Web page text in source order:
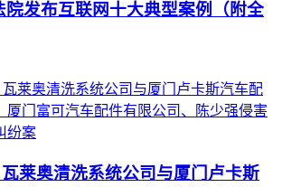
院发布互联网十大典型案例（附全
莱奥清洗系统公司与厦门卢卡斯